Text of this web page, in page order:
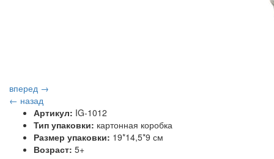
вперед →
← назад
Артикул: IG-1012
Тип упаковки: картонная коробка
Размер упаковки: 19*14,5*9 см
Возраст: 5+